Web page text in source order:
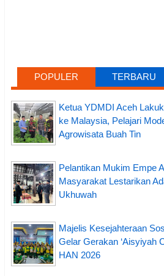
POPULER TERBARU
Ketua YDMDI Aceh
ke Malaysia, Pelajari
Agrowisata Buah Tin
Pelantikan Mukim Empe
Masyarakat Lestarikan
Ukhuwah
Majelis Kesejahteraan
Gelar Gerakan ‘Aisyiyah
HAN 2026